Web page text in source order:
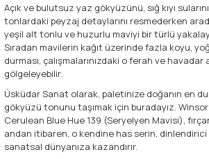
Açık ve bulutsuz yaz gökyüzünü, sığ kıyı
tonlardaki peyzaj detaylarını resmederken
yeşil alt tonlu ve huzurlu maviyi bir türlü
Sıradan mavilerin kağıt üzerinde fazla koyu,
durması, çalışmalarınızdaki o ferah ve
gölgeleyebilir.
Üsküdar Sanat olarak, paletinize doğanın en
gökyüzü tonunu taşımak için buradayız.
Cerulean Blue Hue 139 (Seryelyen Mavisi),
andan itibaren, o kendine has serin, dinlendirici
sanatsal dünyanıza kazandırır.